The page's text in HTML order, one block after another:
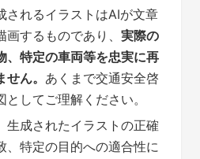
されるイラストはAIが文章
するものであり、 実際の
、特定の車両等を忠実に再
ん。 あくまで交通安全啓
してご理解ください。
生成されたイラストの正確
、特定の目的への適合性に